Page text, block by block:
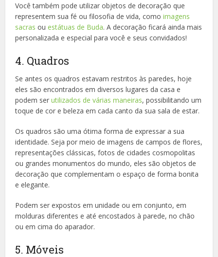
Você também pode utilizar objetos de decoração que
representem sua fé ou filosofia de vida, comoimagens
sacras ouestátuas de Buda. A decoração ficará ainda mais
personalizada e especial para você e seus convidados!
4. Quadros
Se antes os quadros estavam restritos às paredes, hoje
eles são encontrados em diversos lugares da casa e
podem serutilizados de várias maneiras, possibilitando um
toque de cor e beleza em cada canto da sua sala de estar.
Os quadros são uma ótima forma de expressar a sua
identidade. Seja por meio de imagens de campos de flores,
representações clássicas, fotos de cidades cosmopolitas
ou grandes monumentos do mundo, eles são objetos de
decoração que complementam o espaço de forma bonita
e elegante.
Podem ser expostos em unidade ou em conjunto, em
molduras diferentes e até encostados à parede, no chão
ou em cima do aparador.
5. Móveis